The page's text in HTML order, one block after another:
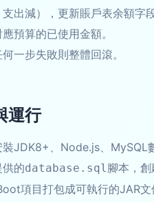
出減），更新賬戶表余額字段
預算的已使用金額。
一步失敗則整體回滾。
運行
裝JDK8+、Node.js、MySQL
的database.sql腳本，創
項目打包成可執行的JAR文